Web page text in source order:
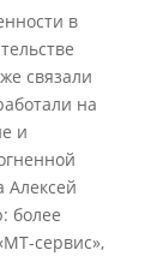
в
связали
на
и
Алексей
более
сервис»,